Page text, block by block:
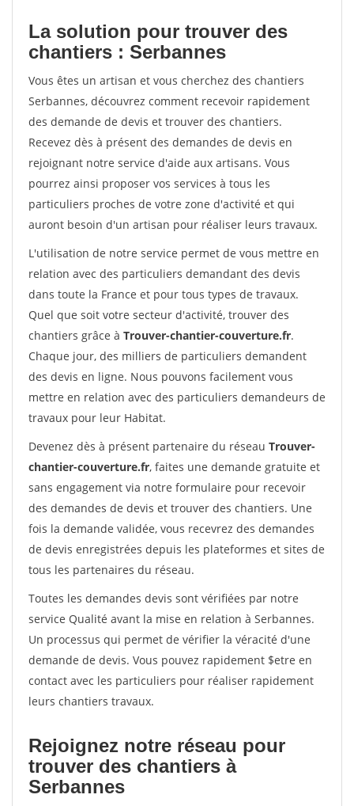
La solution pour trouver des
chantiers : Serbannes
Vous êtes un artisan et vous cherchez des chantiers
Serbannes, découvrez comment recevoir rapidement
des demande de devis et trouver des chantiers.
Recevez dès à présent des demandes de devis en
rejoignant notre service d'aide aux artisans. Vous
pourrez ainsi proposer vos services à tous les
particuliers proches de votre zone d'activité et qui
auront besoin d'un artisan pour réaliser leurs travaux.
L'utilisation de notre service permet de vous mettre en
relation avec des particuliers demandant des devis
dans toute la France et pour tous types de travaux.
Quel que soit votre secteur d'activité, trouver des
chantiers grâce à Trouver-chantier-couverture.fr.
Chaque jour, des milliers de particuliers demandent
des devis en ligne. Nous pouvons facilement vous
mettre en relation avec des particuliers demandeurs de
travaux pour leur Habitat.
Devenez dès à présent partenaire du réseau Trouver-
chantier-couverture.fr, faites une demande gratuite et
sans engagement via notre formulaire pour recevoir
des demandes de devis et trouver des chantiers. Une
fois la demande validée, vous recevrez des demandes
de devis enregistrées depuis les plateformes et sites de
tous les partenaires du réseau.
Toutes les demandes devis sont vérifiées par notre
service Qualité avant la mise en relation à Serbannes.
Un processus qui permet de vérifier la véracité d'une
demande de devis. Vous pouvez rapidement $etre en
contact avec les particuliers pour réaliser rapidement
leurs chantiers travaux.
Rejoignez notre réseau pour
trouver des chantiers à
Serbannes